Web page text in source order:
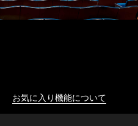
お気に入り機能について